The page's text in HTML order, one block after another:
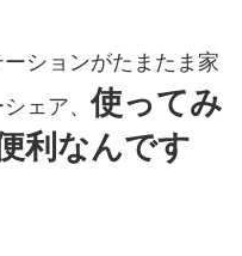
ションがたまたま家
ェア、使ってみ
利なんです